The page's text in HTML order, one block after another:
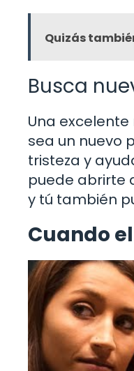
Quizás
Busca
Una
sea un nuevo
tristeza y
puede abrirte
y tú también
Cuando